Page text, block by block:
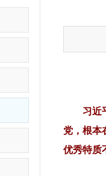
习近
党，根本
优秀特质